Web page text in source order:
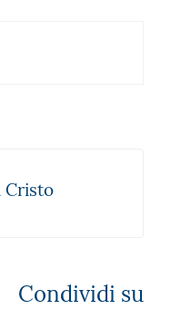
Cristo
Condividi su